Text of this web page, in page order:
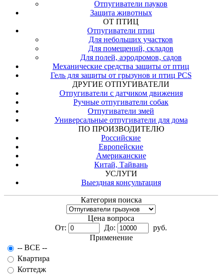
Отпугиватели пауков
Защита животных
ОТ ПТИЦ
Отпугиватели птиц
Для небольших участков
Для помещений, складов
Для полей, аэродромов, садов
Механические средства защиты от птиц
Гель для защиты от грызунов и птиц PCS
ДРУГИЕ ОТПУГИВАТЕЛИ
Отпугиватели с датчиком движения
Ручные отпугиватели собак
Отпугиватели змей
Универсальные отпугиватели для дома
ПО ПРОИЗВОДИТЕЛЮ
Российские
Европейские
Американские
Китай, Тайвань
УСЛУГИ
Выездная консультация
Категория поиска
Цена вопроса
От:
До:
руб.
Применение
-- ВСЕ --
Квартира
Коттедж